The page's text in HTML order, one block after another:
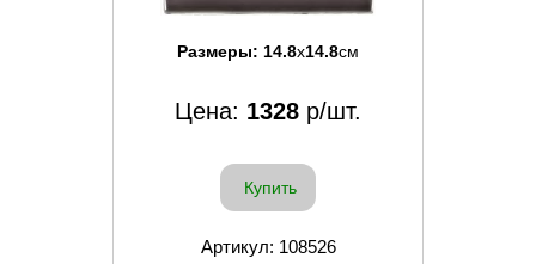
Размеры: 14.8x14.8см
Цена: 1328 р/шт.
Купить
Артикул: 108526